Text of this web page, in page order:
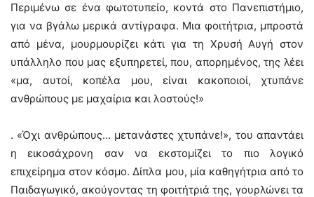
Περιμένω σε ένα φωτοτυπείο, κοντά στο Πανεπιστήμιο,
για να βγάλω μερικά αντίγραφα. Μια φοιτήτρια, μπροστά
από μένα, μουρμουρίζει κάτι για τη Χρυσή Αυγή στον
υπάλληλο που μας εξυπηρετεί, που, απορημένος, της λέει
«μα, αυτοί, κοπέλα μου, είναι κακοποιοί, χτυπάνε
ανθρώπους με μαχαίρια και λοστούς!»
. «Όχι ανθρώπους… μετανάστες χτυπάνε!», του απαντάει
η εικοσάχρονη σαν να εκστομίζει το πιο λογικό
επιχείρημα στον κόσμο. Δίπλα μου, μία καθηγήτρια από το
Παιδαγωγικό, ακούγοντας τη φοιτήτριά της, γουρλώνει τα